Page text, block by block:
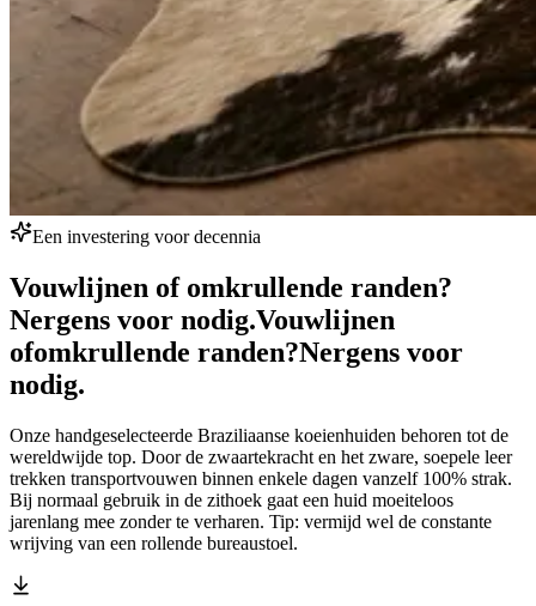
Een investering voor decennia
Vouwlijnen of omkrullende randen?
Nergens voor nodig.Vouwlijnen
ofomkrullende randen?Nergens voor
nodig.
Onze handgeselecteerde Braziliaanse koeienhuiden behoren tot de
wereldwijde top. Door de zwaartekracht en het zware, soepele leer
trekken transportvouwen binnen enkele dagen vanzelf 100% strak.
Bij normaal gebruik in de zithoek gaat een huid moeiteloos
jarenlang mee zonder te verharen. Tip: vermijd wel de constante
wrijving van een rollende bureaustoel.